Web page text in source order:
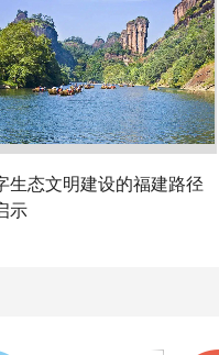
生态文明建设的福建路径
示